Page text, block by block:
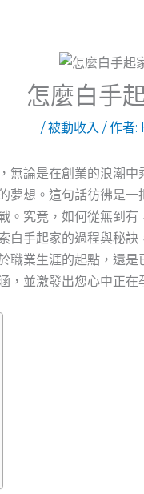
怎麼白手
/被動收入 / 作者:
無論是在創業的浪潮中
夢想。這句話彷彿是
。究竟，如何從無到
白手起家的過程與秘
職業生涯的起點，還
，並激發出您心中正在